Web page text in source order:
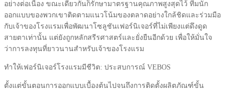
อย่างต่อเนื่อง ขณะเดียวกันก็รักษามาตรฐานคุณภาพสูงสุดไว้ ทีมนัก
ออกแบบของพวกเขาติดตามแนวโน้มของตลาดอย่างใกล้ชิดและร่วมมือ
กับเจ้าของโรงแรมเพื่อพัฒนาโซลูชันเฟอร์นิเจอร์ที่ไม่เพียงแต่ดึงดูด
สายตาเท่านั้น แต่ยังถูกหลักสรีรศาสตร์และยั่งยืนอีกด้วย เพื่อให้มั่นใจ
ว่าการลงทุนที่ยาวนานสำหรับเจ้าของโรงแรม
ทำให้เฟอร์นิเจอร์โรงแรมมีชีวิต: ประสบการณ์ VEBOS
ตั้งแต่ขั้นตอนการออกแบบเบื้องต้นไปจนถึงการติดตั้งผลิตภัณฑ์ขั้น